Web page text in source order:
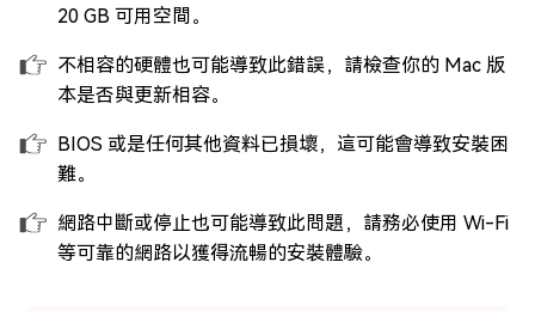
20 GB 可用空間。
不相容的硬體也可能導致此錯誤，請檢查你的 Mac 版
本是否與更新相容。
BIOS 或是任何其他資料已損壞，這可能會導致安裝困
難。
網路中斷或停止也可能導致此問題，請務必使用 Wi-Fi
等可靠的網路以獲得流暢的安裝體驗。